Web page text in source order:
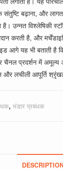
संतुष्टि बढ़ाना, और
है। उन्नत
करती है, और
आगे यह भी बताती है
चैनल प्रदर्शन में अमूल्य
लचीली आपूर्ति
,भंडार प्रबंधक